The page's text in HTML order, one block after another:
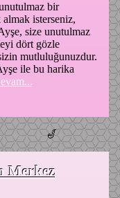
bir
isterseniz,
size unutulmaz
dört gözle
mutluluğunuzdur.
ile bu harika
🎷
Merkez